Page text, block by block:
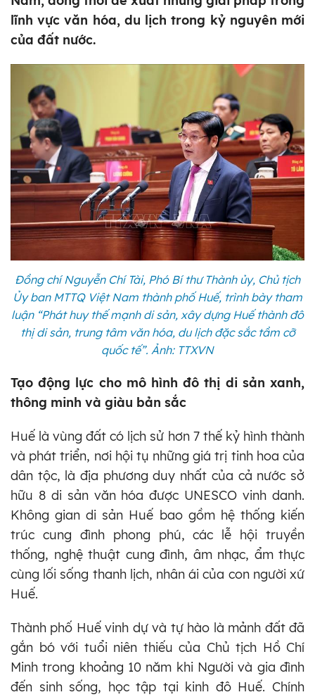
lĩnh vực văn hóa, du lịch trong kỷ nguyên mới
của đất nước.
Đồng chí Nguyễn Chí Tài, Phó Bí thư Thành ủy, Chủ tịch
Ủy ban MTTQ Việt Nam thành phố Huế, trình bày tham
luận “Phát huy thế mạnh di sản, xây dựng Huế thành đô
thị di sản, trung tâm văn hóa, du lịch đặc sắc tầm cỡ
quốc tế”. Ảnh: TTXVN
Tạo động lực cho mô hình đô thị di sản xanh,
thông minh và giàu bản sắc
Huế là vùng đất có lịch sử hơn 7 thế kỷ hình thành
và phát triển, nơi hội tụ những giá trị tinh hoa của
dân tộc, là địa phương duy nhất của cả nước sở
hữu 8 di sản văn hóa được UNESCO vinh danh.
Không gian di sản Huế bao gồm hệ thống kiến
trúc cung đình phong phú, các lễ hội truyền
thống, nghệ thuật cung đình, âm nhạc, ẩm thực
cùng lối sống thanh lịch, nhân ái của con người xứ
Huế.
Thành phố Huế vinh dự và tự hào là mảnh đất đã
gắn bó với tuổi niên thiếu của Chủ tịch Hồ Chí
Minh trong khoảng 10 năm khi Người và gia đình
đến sinh sống, học tập tại kinh đô Huế. Chính